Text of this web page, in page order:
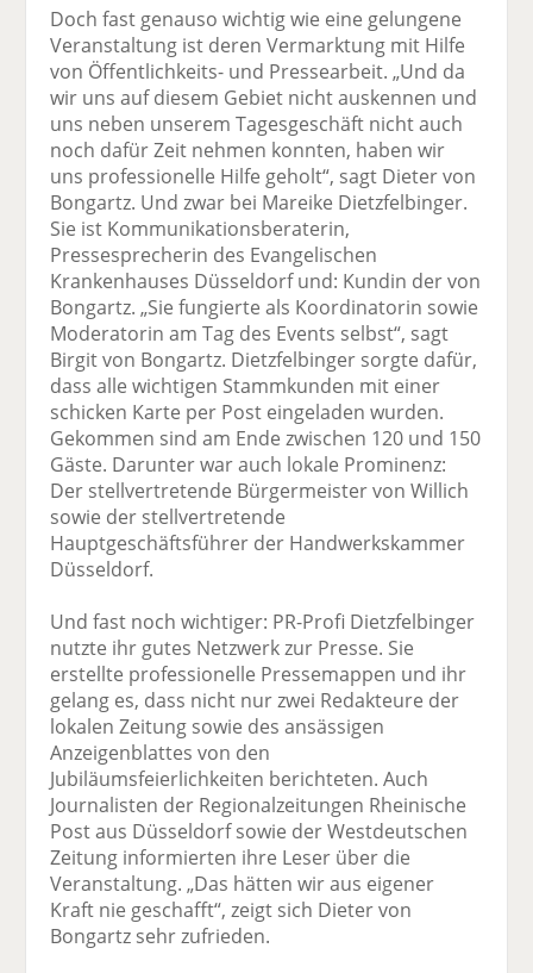
Doch fast genauso wichtig wie eine gelungene
Veranstaltung ist deren Vermarktung mit Hilfe
von Öffentlichkeits- und Pressearbeit. „Und da
wir uns auf diesem Gebiet nicht auskennen und
uns neben unserem Tagesgeschäft nicht auch
noch dafür Zeit nehmen konnten, haben wir
uns professionelle Hilfe geholt“, sagt Dieter von
Bongartz. Und zwar bei Mareike Dietzfelbinger.
Sie ist Kommunikationsberaterin,
Pressesprecherin des Evangelischen
Krankenhauses Düsseldorf und: Kundin der von
Bongartz. „Sie fungierte als Koordinatorin sowie
Moderatorin am Tag des Events selbst“, sagt
Birgit von Bongartz. Dietzfelbinger sorgte dafür,
dass alle wichtigen Stammkunden mit einer
schicken Karte per Post eingeladen wurden.
Gekommen sind am Ende zwischen 120 und 150
Gäste. Darunter war auch lokale Prominenz:
Der stellvertretende Bürgermeister von Willich
sowie der stellvertretende
Hauptgeschäftsführer der Handwerkskammer
Düsseldorf.
Und fast noch wichtiger: PR-Profi Dietzfelbinger
nutzte ihr gutes Netzwerk zur Presse. Sie
erstellte professionelle Pressemappen und ihr
gelang es, dass nicht nur zwei Redakteure der
lokalen Zeitung sowie des ansässigen
Anzeigenblattes von den
Jubiläumsfeierlichkeiten berichteten. Auch
Journalisten der Regionalzeitungen Rheinische
Post aus Düsseldorf sowie der Westdeutschen
Zeitung informierten ihre Leser über die
Veranstaltung. „Das hätten wir aus eigener
Kraft nie geschafft“, zeigt sich Dieter von
Bongartz sehr zufrieden.